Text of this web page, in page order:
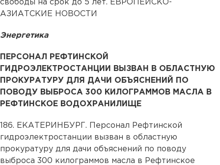
свободы на срок до 5 лет. ЕВРОПЕЙСКО-
АЗИАТСКИЕ НОВОСТИ
Энергетика
ПЕРСОНАЛ РЕФТИНСКОЙ
ГИДРОЭЛЕКТРОСТАНЦИИ ВЫЗВАН В ОБЛАСТНУЮ
ПРОКУРАТУРУ ДЛЯ ДАЧИ ОБЪЯСНЕНИЙ ПО
ПОВОДУ ВЫБРОСА 300 КИЛОГРАММОВ МАСЛА В
РЕФТИНСКОЕ ВОДОХРАНИЛИЩЕ
186. ЕКАТЕРИНБУРГ. Персонал Рефтинской
гидроэлектростанции вызван в областную
прокуратуру для дачи объяснений по поводу
выброса 300 килограммов масла в Рефтинское